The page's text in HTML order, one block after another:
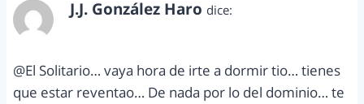
J.J. González Haro dice:
@El Solitario… vaya hora de irte a dormir tio… tienes
que estar reventao… De nada por lo del dominio… te